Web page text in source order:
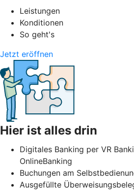
Leistungen
Konditionen
So geht's
Jetzt eröffnen
Hier ist alles drin
Digitales Banking per VR
OnlineBanking
Buchungen am
Ausgefüllte